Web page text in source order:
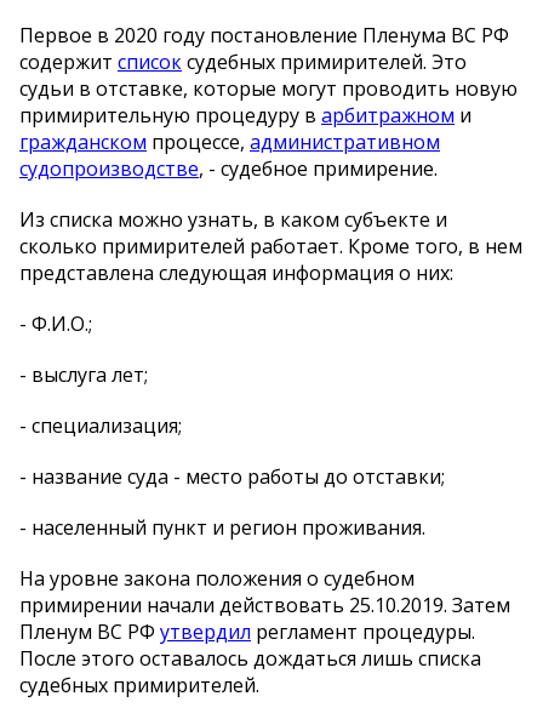
Первое в 2020 году постановление Пленума ВС РФ
содержит списоксудебных примирителей. Это
судьи в отставке, которые могут проводить новую
примирительную процедуру в арбитражном и
гражданском процессе, административном
судопроизводстве, - судебное примирение.
Из списка можно узнать, в каком субъекте и
сколько примирителей работает. Кроме того, в нем
представлена следующая информация о них:
- Ф.И.О.;
- выслуга лет;
- специализация;
- название суда - место работы до отставки;
- населенный пункт и регион проживания.
На уровне закона положения о судебном
примирении начали действовать 25.10.2019. Затем
Пленум ВС РФ утвердил регламент процедуры.
После этого оставалось дождаться лишь списка
судебных примирителей.